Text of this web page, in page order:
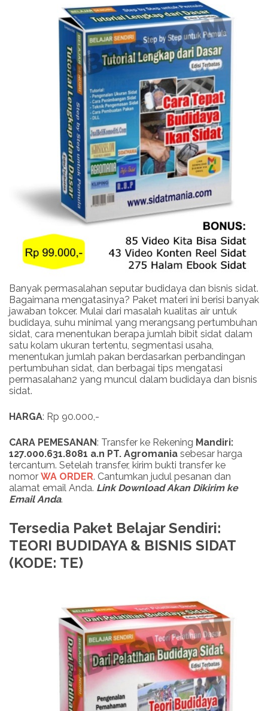
Banyak permasalahan seputar budidaya dan bisnis sidat.
Bagaimana mengatasinya? Paket materi ini berisi banyak
jawaban tokcer. Mulai dari masalah kualitas air untuk
budidaya, suhu minimal yang merangsang pertumbuhan
sidat, cara menentukan berapa jumlah bibit sidat dalam
satu kolam ukuran tertentu, segmentasi usaha,
menentukan jumlah pakan berdasarkan perbandingan
pertumbuhan sidat, dan berbagai tips mengatasi
permasalahan2 yang muncul dalam budidaya dan bisnis
sidat.
HARGA: Rp 90.000,-
CARA PEMESANAN: Transfer ke Rekening Mandiri:
127.000.631.8081 a.n PT. Agromania sebesar harga
tercantum. Setelah transfer, kirim bukti transfer ke
nomor WA ORDER. Cantumkan judul pesanan dan
alamat email Anda. Link Download Akan Dikirim ke
Email Anda.
Tersedia Paket Belajar Sendiri:
TEORI BUDIDAYA & BISNIS SIDAT
(KODE: TE)